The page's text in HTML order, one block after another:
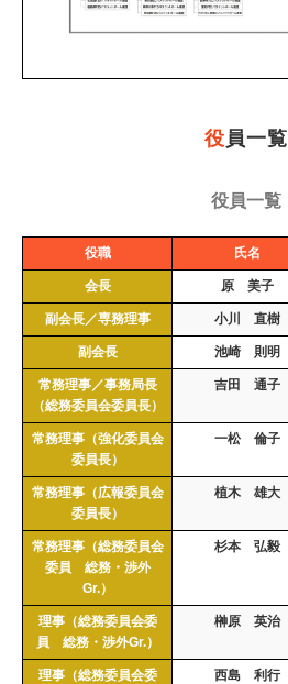
役 員一覧
役員一覧
役職 氏名
会長 原 美子
副会長／専務理事 小川 直樹
副会長 池崎 則明
常務理事／事務局長
（総務委員会委員長）
吉田 通子
常務理事（強化委員会
委員長）
一松 倫子
常務理事（広報委員会
委員長）
植木 雄大
常務理事（総務委員会
委員 総務・渉外
Gr.）
杉本 弘毅
理事（総務委員会委
員 総務・渉外Gr.）
榊原 英治
理事（総務委員会委
西島 利行